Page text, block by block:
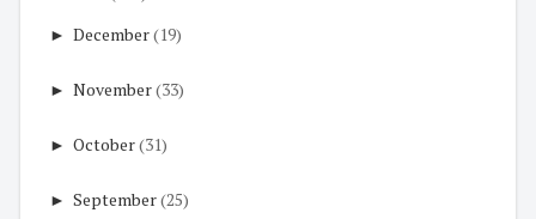
► December(19)
► November(33)
► October(31)
► September(25)